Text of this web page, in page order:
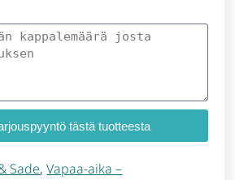
tästä tuotteesta
Sade,Vapaa-aika –